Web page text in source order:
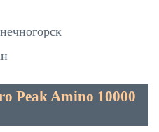
Peak Amino 10000